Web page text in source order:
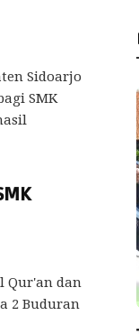
Sidoarjo
SMK
Qur'an dan
2 Buduran